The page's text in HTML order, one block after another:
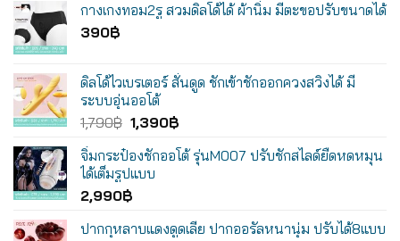
กางเกงทอม2รู สวมดิลโด้ได้ ผ้านิ่ม มีตะขอปรับขนาดได้
390฿
ดิลโด้ไวเบรเตอร์ สั่นดูด ชักเข้าชักออกควงสวิงได้ มี
ระบบอุ่นออโต้
1,790฿ Original
was:
1,790฿.
1,390฿Current
is:
จิ๋มกระป๋องชักออโต้ รุ่นM007 ปรับชักสไลด์ยืดหดหมุน
ได้เต็มรูปแบบ
2,990฿
ปากกุหลาบแดงดูดเลีย ปากออรัลหนานุ่ม ปรับได้8แบบ